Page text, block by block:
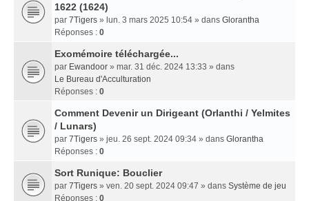
1622 (1624)
par 7Tigers » lun. 3 mars 2025 10:54 » dans Glorantha
Réponses : 0
Exomémoire téléchargée...
par Ewandoor » mar. 31 déc. 2024 13:33 » dans
Le Bureau d'Acculturation
Réponses : 0
Comment Devenir un Dirigeant (Orlanthi / Yelmites
/ Lunars)
par 7Tigers » jeu. 26 sept. 2024 09:34 » dans Glorantha
Réponses : 0
Sort Runique: Bouclier
par 7Tigers » ven. 20 sept. 2024 09:47 » dans Système de jeu
Réponses : 0